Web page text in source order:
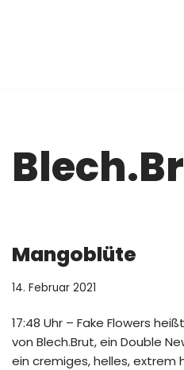
Mangoblüte
14. Februar 2021
17:48 Uhr – Fake Flowers
von Blech.Brut, ein Double
ein cremiges, helles,